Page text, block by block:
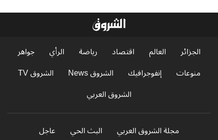
الجزائر العالم اقتصاد رياضة الرأي
جواهر
منوعات
إنفوجرافيك الشروق News
الشروق TV
الشروق العربي
مجلة الشروق العربي البث الحي عاجل